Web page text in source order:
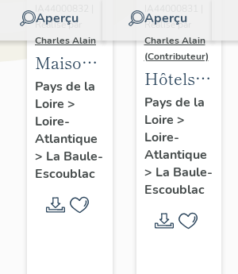
Aperçu
Réalisé par
Charles Alain
Maisons
dites
villas
balnéaires
et
immeubles
logements
Pays de la
Loire >
Loire-
Atlantique
> La Baule-
Escoublac
Aperçu
Réalisé par
Charles Alain
(Contributeur)
Hôtels
de
voyageurs
de la
commune
de La
Baule-
Escoublac
Pays de la
Loire >
Loire-
Atlantique
> La Baule-
Escoublac